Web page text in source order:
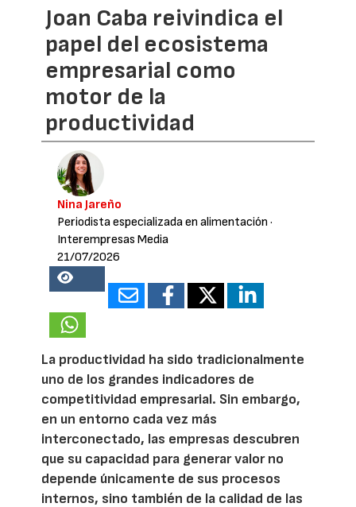
Joan Caba reivindica el
papel del ecosistema
empresarial como
motor de la
productividad
Nina Jareño
Periodista especializada en alimentación ·
Interempresas Media
21/07/2026
18628
La productividad ha sido tradicionalmente
uno de los grandes indicadores de
competitividad empresarial. Sin embargo,
en un entorno cada vez más
interconectado, las empresas descubren
que su capacidad para generar valor no
depende únicamente de sus procesos
internos, sino también de la calidad de las